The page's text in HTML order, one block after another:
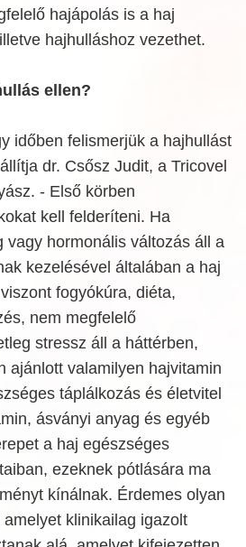
hajápolás is a haj
hajhulláshoz vezethet.
ellen?
időben felismerjük a hajhullást
dr. Csősz Judit, a Tricovel
- Első körben
kell felderíteni. Ha
vagy hormonális változás áll a
kezelésével általában a haj
fogyókúra, diéta,
nem megfelelő
stressz áll a háttérben,
ajánlott valamilyen hajvitamin
táplálkozás és életvitel
ásványi anyag és egyéb
a haj egészséges
ezeknek pótlására ma
kínálnak. Érdemes olyan
klinikailag igazolt